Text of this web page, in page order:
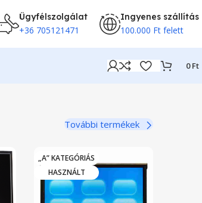
Ügyfélszolgálat
+36 705121471
Ingyenes szállítás
100.000 Ft felett
0Ft
További termékek
„A” KATEGÓRIÁS
HASZNÁLT